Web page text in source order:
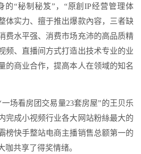
的“秘制秘笈”，“原創IP经营管理体
体实力、擅于推出爆款內容，三者缺
费水平强、消费市场充沛的高品质精
频、直播间方式打造出技术专业的业
的商业合作，提高本人在领域的知名
看房团交易量23套房屋”的王贝乐
完成小视频行业各大网站粉絲最大的
榜快手整站电商主播销售总额第一的
咖共享了得奖情绪。